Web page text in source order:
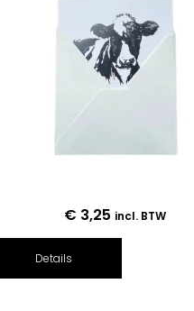
€ 3,25 incl. BTW
Details